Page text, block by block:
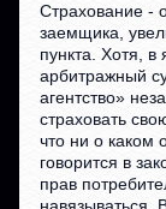
Страхование -
заемщика,
пункта. Хотя,
арбитражный
агентство»
страховать
что ни о каком
говорится в
прав